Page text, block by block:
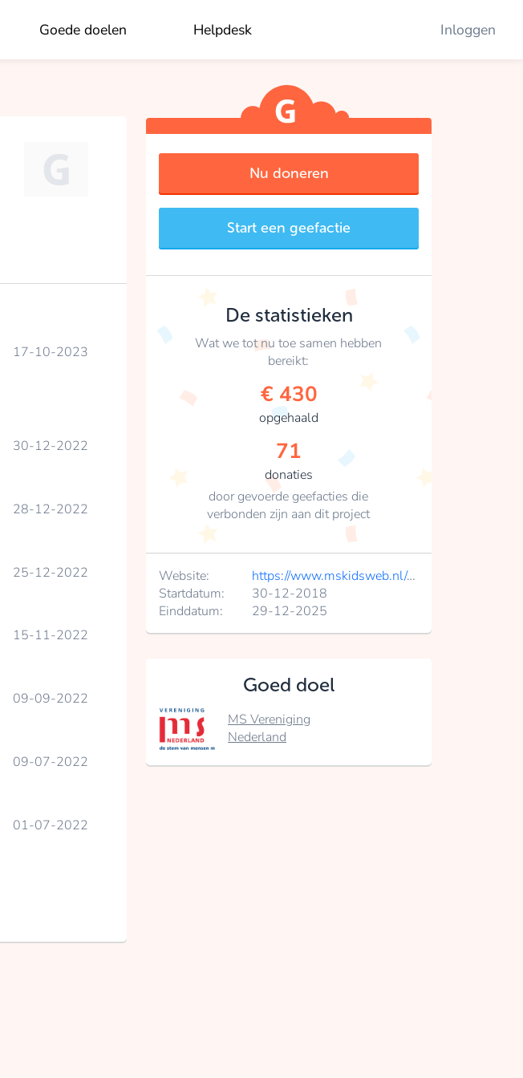
Goede doelen Helpdesk Inloggen
17-10-2023
30-12-2022
28-12-2022
25-12-2022
15-11-2022
09-09-2022
09-07-2022
01-07-2022
Nu doneren
Start een geefactie
De statistieken
Wat we tot nu toe samen hebben
bereikt:
€ 430
opgehaald
71
donaties
door gevoerde geefacties die
verbonden zijn aan dit project
Website:
https://www.mskidsweb.nl/spreekbeurtboekje
Startdatum:
30-12-2018
Einddatum:
29-12-2025
Goed doel
MS Vereniging
Nederland